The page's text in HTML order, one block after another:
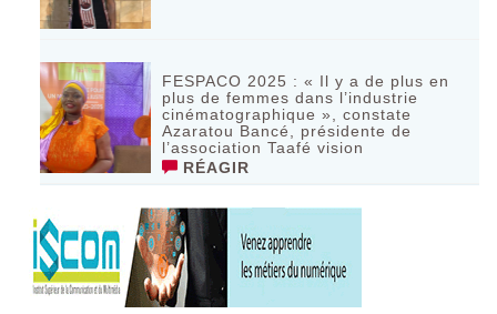
FESPACO 2025 : « Il y a de plus en
plus de femmes dans l’industrie
cinématographique », constate
Azaratou Bancé, présidente de
l’association Taafé vision
RÉAGIR